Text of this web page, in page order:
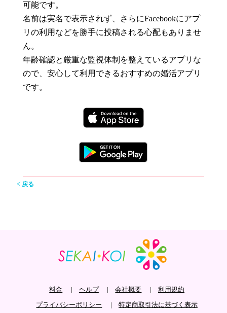
可能です。
名前は実名で表示されず、さらにFacebookにアプ
リの利用などを勝手に投稿される心配もありませ
ん。
年齢確認と厳重な監視体制を整えているアプリな
ので、安心して利用できるおすすめの婚活アプリ
です。
< 戻る
料金 ヘルプ 会社概要
利用規約
プライバシーポリシー
特定商取引法に基づく表示